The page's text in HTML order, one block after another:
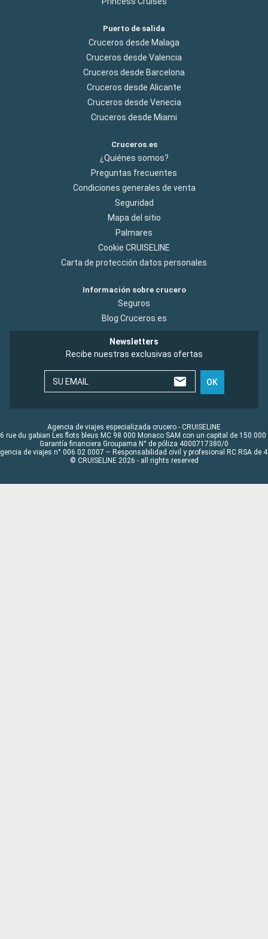
Puerto de salida
Cruceros desde Malaga
Cruceros desde Valencia
Cruceros desde Barcelona
Cruceros desde Alicante
Cruceros desde Venecia
Cruceros desde Miami
Cruceros.es
¿Quiénes somos?
Preguntas frecuentes
Condiciones generales de venta
Seguridad
Mapa del sitio
Palmares
Cookie CRUISELINE
Carta de protección datos personales
Información sobre crucero
Seguros
Blog Cruceros.es
Newsletters
Recibe nuestras exclusivas ofertas
SU EMAIL OK
Agencia de viajes especializada crucero - CRUISELINE
rue du gabian Les flots bleus MC 98 000 Monaco SAM con un capital de 150 000
Garantía financiera Groupama N° de póliza 4000717380/0
de viajes n° 006 02 0007 – Responsabilidad civil y profesional RC RSA de
© CRUISELINE 2026 - all rights reserved